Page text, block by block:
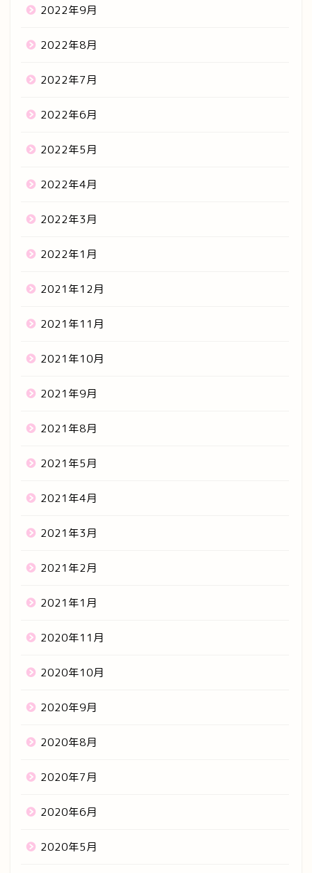
2022年9月
2022年8月
2022年7月
2022年6月
2022年5月
2022年4月
2022年3月
2022年1月
2021年12月
2021年11月
2021年10月
2021年9月
2021年8月
2021年5月
2021年4月
2021年3月
2021年2月
2021年1月
2020年11月
2020年10月
2020年9月
2020年8月
2020年7月
2020年6月
2020年5月